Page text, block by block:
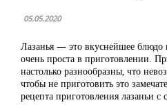
05.05.2020
Лазанья — это вкуснейшее блюдо
очень проста в приготовлении.
настолько разнообразны, что
чтобы не приготовить это
рецепта приготовления лазаньи